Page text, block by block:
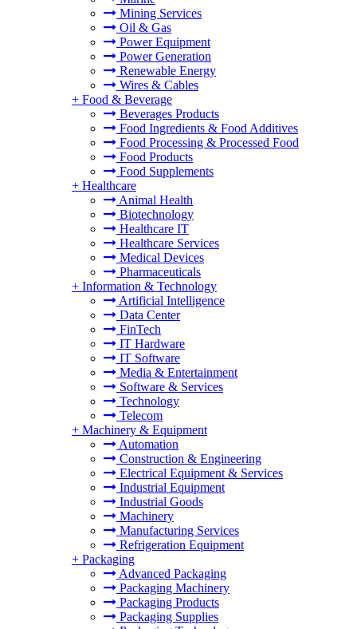
Mining Services
Oil & Gas
Power Equipment
Power Generation
Renewable Energy
Wires & Cables
+ Food & Beverage
Beverages Products
Food Ingredients & Food Additives
Food Processing & Processed Food
Food Products
Food Supplements
+ Healthcare
Animal Health
Biotechnology
Healthcare IT
Healthcare Services
Medical Devices
Pharmaceuticals
+ Information & Technology
Artificial Intelligence
Data Center
FinTech
IT Hardware
IT Software
Media & Entertainment
Software & Services
Technology
Telecom
+ Machinery & Equipment
Automation
Construction & Engineering
Electrical Equipment & Services
Industrial Equipment
Industrial Goods
Machinery
Manufacturing Services
Refrigeration Equipment
+ Packaging
Advanced Packaging
Packaging Machinery
Packaging Products
Packaging Supplies